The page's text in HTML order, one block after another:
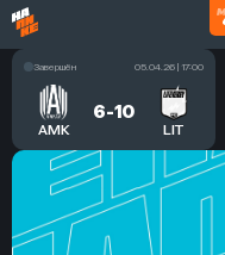
Завершён 05.04.26 | 17:00
АМК LIT
6-10